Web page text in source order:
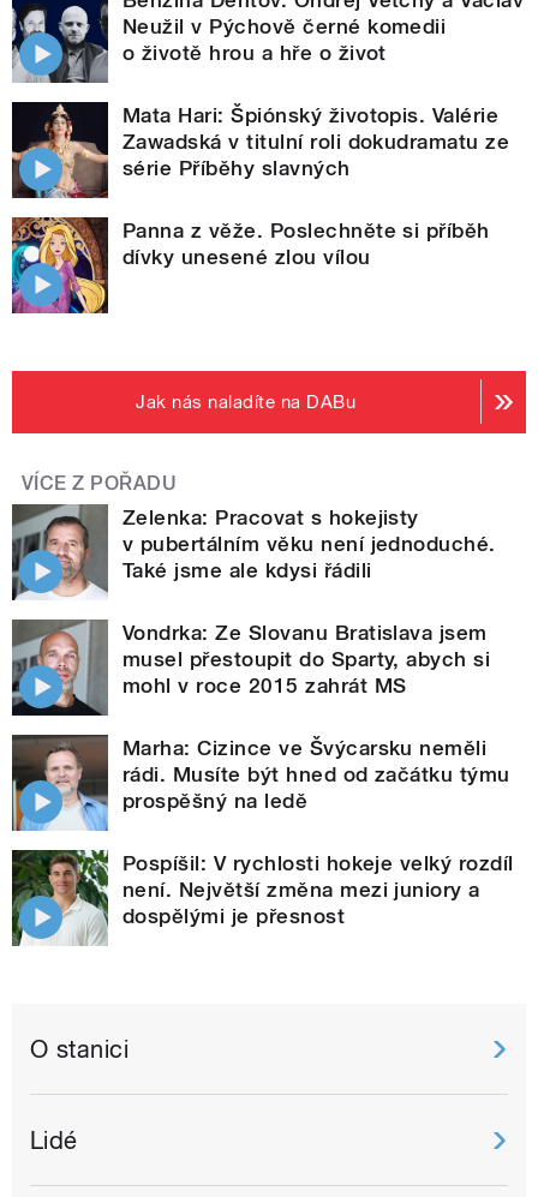
Neužil v Pýchově černé komedii
o životě hrou a hře o život
Mata Hari: Špiónský životopis. Valérie
Zawadská v titulní roli dokudramatu ze
série Příběhy slavných
Panna z věže. Poslechněte si příběh
dívky unesené zlou vílou
Jak nás naladíte na DABu
VÍCE Z POŘADU
Zelenka: Pracovat s hokejisty
v pubertálním věku není jednoduché.
Také jsme ale kdysi řádili
Vondrka: Ze Slovanu Bratislava jsem
musel přestoupit do Sparty, abych si
mohl v roce 2015 zahrát MS
Marha: Cizince ve Švýcarsku neměli
rádi. Musíte být hned od začátku týmu
prospěšný na ledě
Pospíšil: V rychlosti hokeje velký rozdíl
není. Největší změna mezi juniory a
dospělými je přesnost
O stanici
Lidé